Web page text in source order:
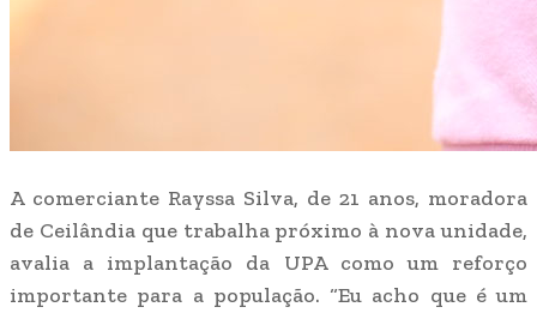
A comerciante Rayssa Silva, de 21 anos, moradora
de Ceilândia que trabalha próximo à nova unidade,
avalia a implantação da UPA como um reforço
importante para a população. “Eu acho que é um